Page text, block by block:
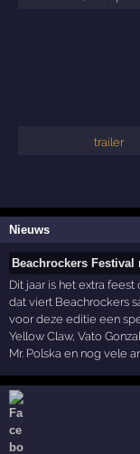
trailer
Nieuws
Beachrockers Festival
Dit jaar is het extra
dat viert Beachrockers
voor deze editie een
Yellow Claw, Vato
Mr. Polska en nog vele